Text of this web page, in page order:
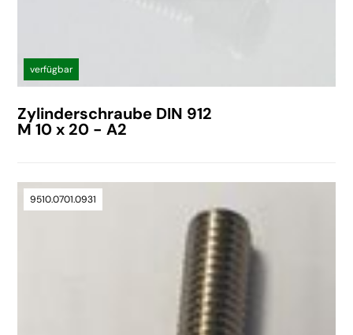
verfügbar
Zylinderschraube DIN 912
M 10 x 20 - A2
9510.0701.0931